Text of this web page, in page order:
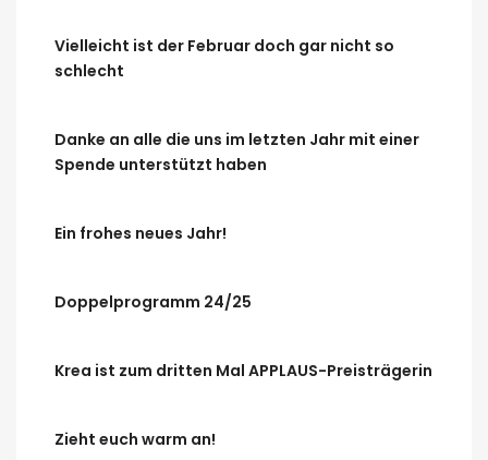
Vielleicht ist der Februar doch gar nicht so
schlecht
Danke an alle die uns im letzten Jahr mit einer
Spende unterstützt haben
Ein frohes neues Jahr!
Doppelprogramm 24/25
Krea ist zum dritten Mal APPLAUS-Preisträgerin
Zieht euch warm an!